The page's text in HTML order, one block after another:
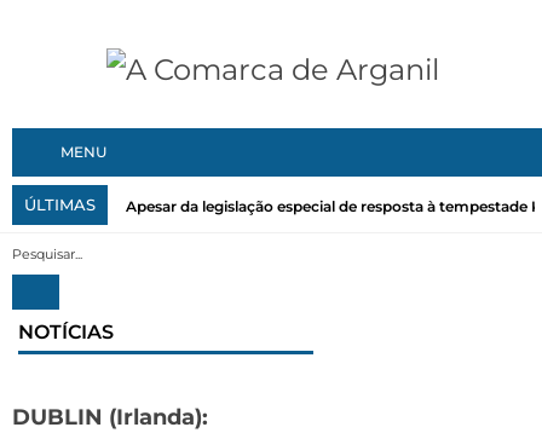
MENU
ÚLTIMAS Apesar da legislação especial de resposta à tempestade
NOTÍCIAS
DUBLIN (Irlanda):